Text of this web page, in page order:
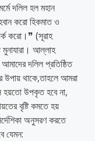
দলিল হল মহান
করো হিকমাত ও
করো।❞ (সূরাহ
আল্লাহ
দলিল প্রতিষ্ঠিত
উপায় থাকে,তাহলে আমরা
হয়তো উপকৃত হবে না,
বৃষ্টি কমতে হয়
অনুসরণ করতে
যেমন: